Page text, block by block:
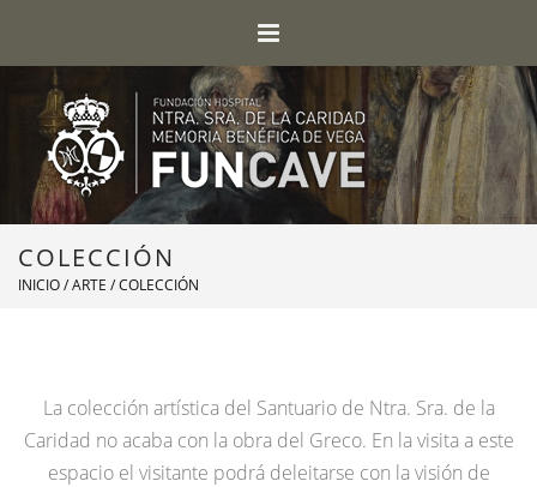
COLECCIÓN
INICIO/ARTE / COLECCIÓN
La colección artística del Santuario de Ntra. Sra. de la
Caridad no acaba con la obra del Greco. En la visita a este
espacio el visitante podrá deleitarse con la visión de